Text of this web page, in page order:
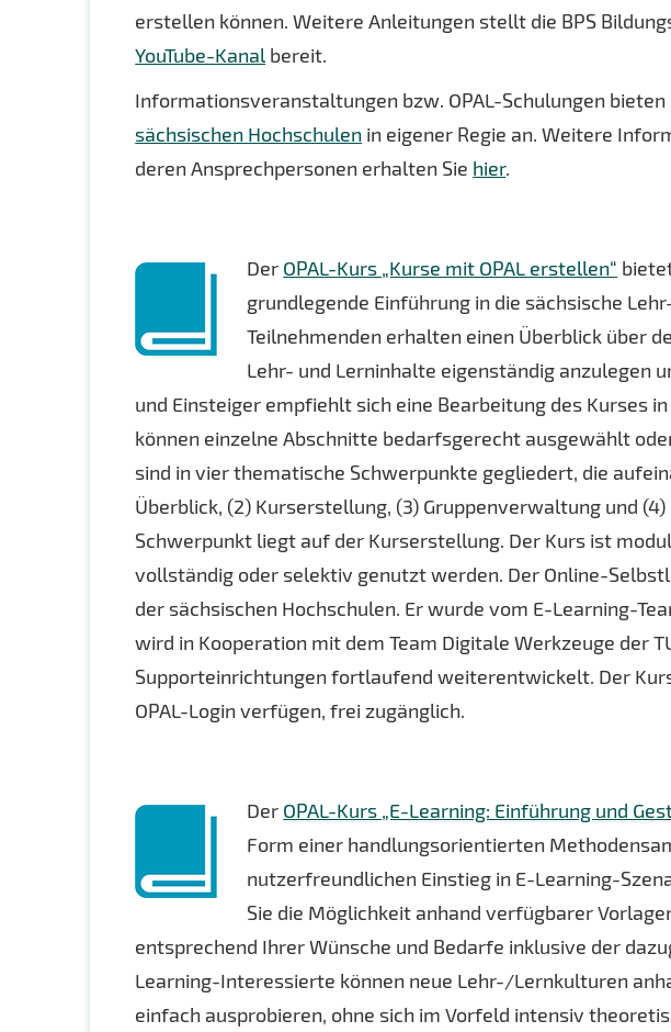
erstellen können. Weitere Anleitungen stellt die BPS
YouTube-Kanal bereit.
Informationsveranstaltungen bzw. OPAL-Schulungen bieten
sächsischen Hochschulen in eigener Regie an. Weitere
deren Ansprechpersonen erhalten Sie hier.
Der OPAL-Kurs „Kurse mit OPAL erstellen“
grundlegende Einführung in die sächsische
Teilnehmenden erhalten einen Überblick über
Lehr- und Lerninhalte eigenständig anzulegen
und Einsteiger empfiehlt sich eine Bearbeitung des Kurses
können einzelne Abschnitte bedarfsgerecht ausgewählt
sind in vier thematische Schwerpunkte gegliedert, die
Überblick, (2) Kurserstellung, (3) Gruppenverwaltung und
Schwerpunkt liegt auf der Kurserstellung. Der Kurs ist
vollständig oder selektiv genutzt werden. Der Online-
der sächsischen Hochschulen. Er wurde vom E-Learning-
wird in Kooperation mit dem Team Digitale Werkzeuge der
Supporteinrichtungen fortlaufend weiterentwickelt. Der
OPAL-Login verfügen, frei zugänglich.
Der OPAL-Kurs „E-Learning: Einführung und
Form einer handlungsorientierten
nutzerfreundlichen Einstieg in E-Learning-
Sie die Möglichkeit anhand verfügbarer
entsprechend Ihrer Wünsche und Bedarfe inklusive der
Learning-Interessierte können neue Lehr-/Lernkulturen
einfach ausprobieren, ohne sich im Vorfeld intensiv